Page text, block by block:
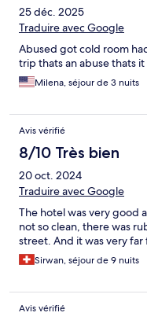
25 déc. 2025
Traduire avec Google
Abused got cold room
trip thats an abuse thats it
Milena, séjour de 3 nuits
Avis vérifié
8/10 Très bien
20 oct. 2024
Traduire avec Google
The hotel was very good
not so clean, there was
street. And it was very
Sirwan, séjour de 9 nuits
Avis vérifié